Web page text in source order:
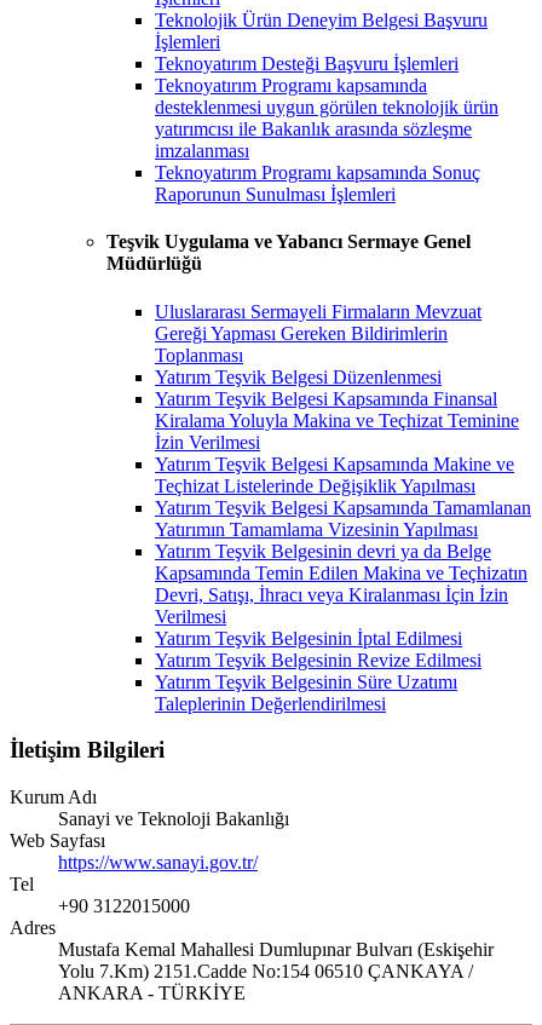
Teknolojik Ürün Deneyim Belgesi Başvuru
İşlemleri
Teknoyatırım Desteği Başvuru İşlemleri
Teknoyatırım Programı kapsamında
desteklenmesi uygun görülen teknolojik ürün
yatırımcısı ile Bakanlık arasında sözleşme
imzalanması
Teknoyatırım Programı kapsamında Sonuç
Raporunun Sunulması İşlemleri
Teşvik Uygulama ve Yabancı Sermaye Genel
Müdürlüğü
Uluslararası Sermayeli Firmaların Mevzuat
Gereği Yapması Gereken Bildirimlerin
Toplanması
Yatırım Teşvik Belgesi Düzenlenmesi
Yatırım Teşvik Belgesi Kapsamında Finansal
Kiralama Yoluyla Makina ve Teçhizat Teminine
İzin Verilmesi
Yatırım Teşvik Belgesi Kapsamında Makine ve
Teçhizat Listelerinde Değişiklik Yapılması
Yatırım Teşvik Belgesi Kapsamında Tamamlanan
Yatırımın Tamamlama Vizesinin Yapılması
Yatırım Teşvik Belgesinin devri ya da Belge
Kapsamında Temin Edilen Makina ve Teçhizatın
Devri, Satışı, İhracı veya Kiralanması İçin İzin
Verilmesi
Yatırım Teşvik Belgesinin İptal Edilmesi
Yatırım Teşvik Belgesinin Revize Edilmesi
Yatırım Teşvik Belgesinin Süre Uzatımı
Taleplerinin Değerlendirilmesi
İletişim Bilgileri
Kurum Adı
Sanayi ve Teknoloji Bakanlığı
Web Sayfası
https://www.sanayi.gov.tr/
Tel
+90 3122015000
Adres
Mustafa Kemal Mahallesi Dumlupınar Bulvarı (Eskişehir
Yolu 7.Km) 2151.Cadde No:154 06510 ÇANKAYA /
ANKARA - TÜRKİYE